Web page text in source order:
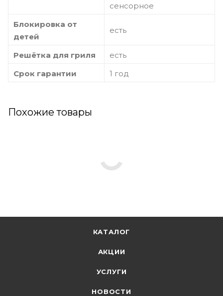
сенсорное
Блокировка от
детей
есть
Решётка для гриля
есть
Срок гарантии
1 год
Похожие товары
КАТАЛОГ
АКЦИИ
УСЛУГИ
НОВОСТИ